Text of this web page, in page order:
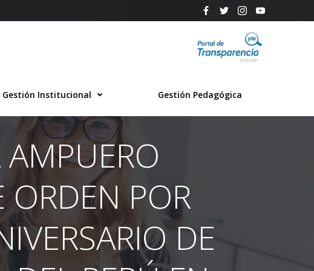
Gestión Institucional Gestión Pedagógica
AMPUERO
ORDEN POR
DE